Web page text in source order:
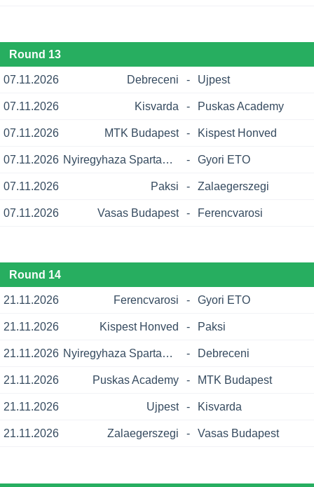
Round 13
07.11.2026 Debreceni - Ujpest
07.11.2026 Kisvarda - Puskas Academy
07.11.2026 MTK Budapest - Kispest Honved
07.11.2026 Nyiregyhaza Spartacus - Gyori ETO
07.11.2026 Paksi - Zalaegerszegi
07.11.2026 Vasas Budapest - Ferencvarosi
Round 14
21.11.2026 Ferencvarosi - Gyori ETO
21.11.2026 Kispest Honved - Paksi
21.11.2026 Nyiregyhaza Spartacus - Debreceni
21.11.2026 Puskas Academy - MTK Budapest
21.11.2026 Ujpest - Kisvarda
21.11.2026 Zalaegerszegi - Vasas Budapest